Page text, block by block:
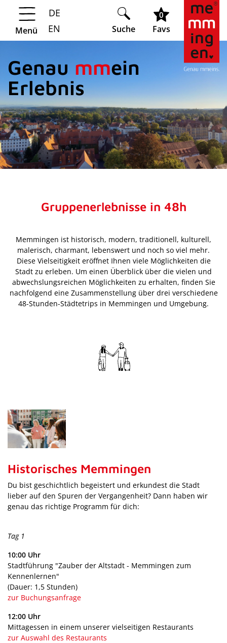
Springe zur Navigation
Springe zum Hauptinhalt
Menü
DE
EN
Suche
0
Favs
Genau mmein
Erlebnis
Gruppenerlebnisse in 48h
Memmingen ist historisch, modern, traditionell, kulturell,
malerisch, charmant, lebenswert und noch so viel mehr.
Diese Vielseitigkeit eröffnet Ihnen viele Möglichkeiten die
Stadt zu erleben. Um einen Überblick über die vielen und
abwechslungsreichen Möglichkeiten zu erhalten, finden Sie
nachfolgend eine Zusammenstellung über drei verschiedene
48-Stunden-Städtetrips in Memmingen und Umgebung.
Historisches Memmingen
Du bist geschichtlich begeistert und erkundest die Stadt
lieber auf den Spuren der Vergangenheit? Dann haben wir
genau das richtige Programm für dich:
Tag 1
10:00 Uhr
Stadtführung "Zauber der Altstadt - Memmingen zum
Kennenlernen"
(Dauer: 1,5 Stunden)
zur Buchungsanfrage
12:00 Uhr
Mittagessen in einem unserer vielseitigen Restaurants
zur Auswahl des Restaurants